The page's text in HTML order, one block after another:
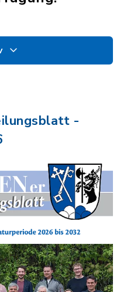
-